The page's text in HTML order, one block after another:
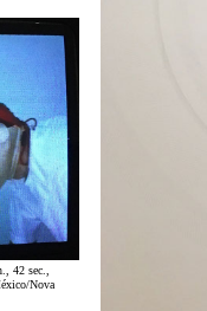
42 sec.,
Nova